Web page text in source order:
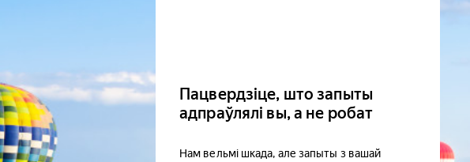
Пацвердзіце, што запыты
адпраўлялі вы, а не робат
Нам вельмі шкада, але запыты з вашай